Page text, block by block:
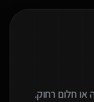
חלום רחוק.